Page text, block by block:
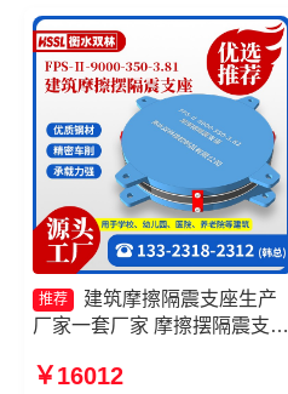
推荐
建筑摩擦隔震支座生产
厂家一套厂家 摩擦摆隔震支座
摩擦摆支座源头工厂 摩擦摆隔
￥16012